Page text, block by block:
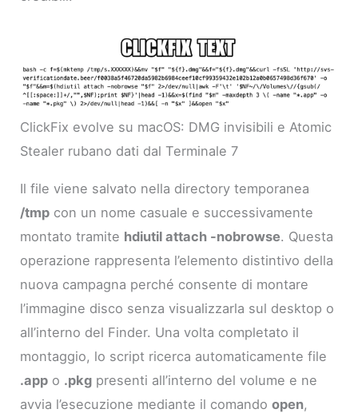
ClickFix evolve su macOS: DMG invisibili e Atomic
Stealer rubano dati dal Terminale 7
Il file viene salvato nella directory temporanea
/tmp con un nome casuale e successivamente
montato tramite hdiutil attach -nobrowse. Questa
operazione rappresenta l’elemento distintivo della
nuova campagna perché consente di montare
l’immagine disco senza visualizzarla sul desktop o
all’interno del Finder. Una volta completato il
montaggio, lo script ricerca automaticamente file
.app o .pkg presenti all’interno del volume e ne
avvia l’esecuzione mediante il comandoopen,